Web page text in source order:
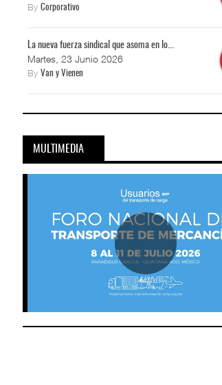
ByCorporativo
La nueva fuerza sindical que asoma en lo...
Martes, 23 Junio 2026
ByVan y Vienen
MULTIMEDIA